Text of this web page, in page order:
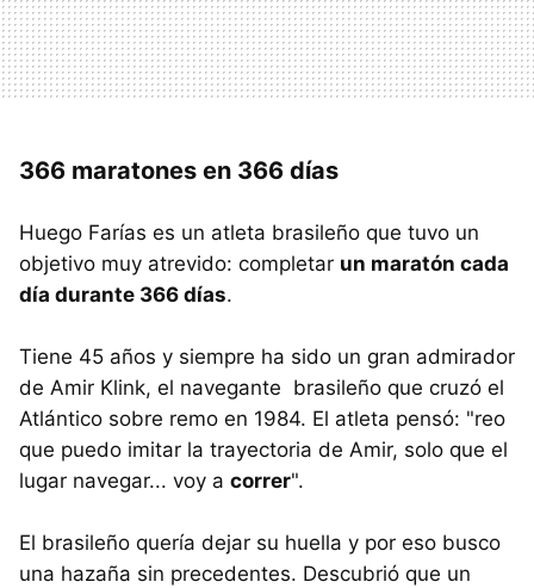
366 maratones en 366 días
Huego Farías es un atleta brasileño que tuvo un
objetivo muy atrevido: completar un maratón cada
día durante 366 días.
Tiene 45 años y siempre ha sido un gran admirador
de Amir Klink, el navegante brasileño que cruzó el
Atlántico sobre remo en 1984. El atleta pensó: "reo
que puedo imitar la trayectoria de Amir, solo que el
lugar navegar... voy a correr".
El brasileño quería dejar su huella y por eso busco
una hazaña sin precedentes. Descubrió que un